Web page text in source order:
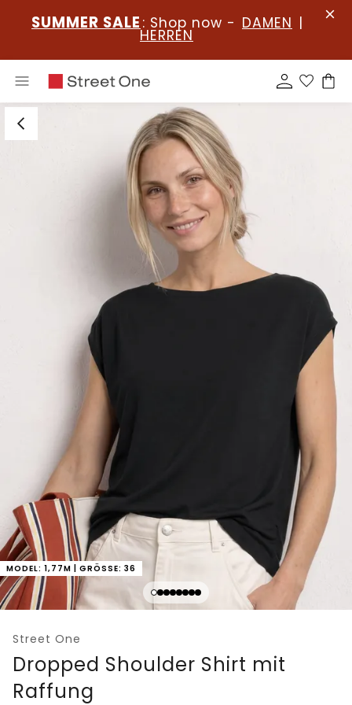
SUMMER SALE : Shop now - DAMEN |
HERREN
MODEL: 1,77M | GRÖSSE: 36
Street One
Dropped Shoulder Shirt mit
Raffung